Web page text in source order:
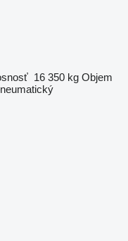
16 350 kg Objem